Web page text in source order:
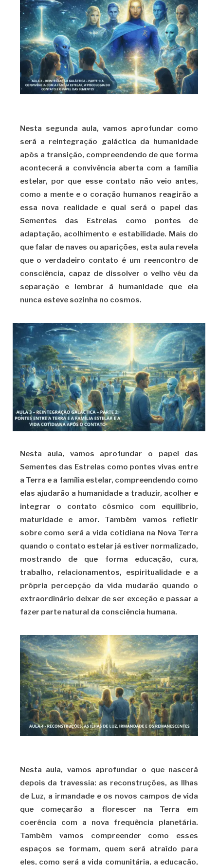
Nesta segunda aula, vamos aprofundar como
será a reintegração galáctica da humanidade
após a transição, compreendendo de que forma
acontecerá a convivência aberta com a família
estelar, por que esse contato não veio antes,
como a mente e o coração humanos reagirão a
essa nova realidade e qual será o papel das
Sementes das Estrelas como pontes de
adaptação, acolhimento e estabilidade. Mais do
que falar de naves ou aparições, esta aula revela
que o verdadeiro contato é um reencontro de
consciência, capaz de dissolver o velho véu da
separação e lembrar à humanidade que ela
nunca esteve sozinha no cosmos.
Nesta aula, vamos aprofundar o papel das
Sementes das Estrelas como pontes vivas entre
a Terra e a família estelar, compreendendo como
elas ajudarão a humanidade a traduzir, acolher e
integrar o contato cósmico com equilíbrio,
maturidade e amor. Também vamos refletir
sobre como será a vida cotidiana na Nova Terra
quando o contato estelar já estiver normalizado,
mostrando de que forma educação, cura,
trabalho, relacionamentos, espiritualidade e a
própria percepção da vida mudarão quando o
extraordinário deixar de ser exceção e passar a
fazer parte natural da consciência humana.
Nesta aula, vamos aprofundar o que nascerá
depois da travessia: as reconstruções, as Ilhas
de Luz, a irmandade e os novos campos de vida
que começarão a florescer na Terra em
coerência com a nova frequência planetária.
Também vamos compreender como esses
espaços se formam, quem será atraído para
eles, como será a vida comunitária, a educação,